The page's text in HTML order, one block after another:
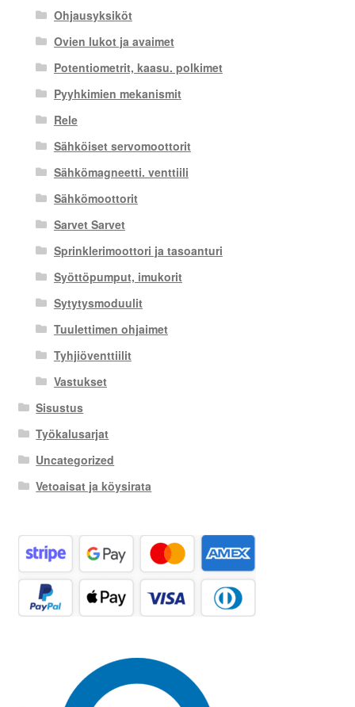
Ohjausyksiköt
Ovien lukot ja avaimet
Potentiometrit, kaasu. polkimet
Pyyhkimien mekanismit
Rele
Sähköiset servomoottorit
Sähkömagneetti. venttiili
Sähkömoottorit
Sarvet Sarvet
Sprinklerimoottori ja tasoanturi
Syöttöpumput, imukorit
Sytytysmoduulit
Tuulettimen ohjaimet
Tyhjiöventtiilit
Vastukset
Sisustus
Työkalusarjat
Uncategorized
Vetoaisat ja köysirata